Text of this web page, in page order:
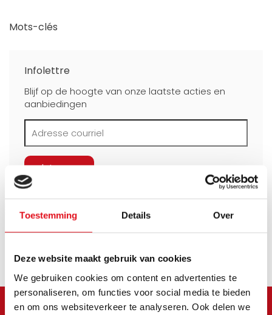
Toestemming Details Over
Deze website maakt gebruik van cookies
We gebruiken cookies om content en advertenties te
personaliseren, om functies voor social media te bieden
en om ons websiteverkeer te analyseren. Ook delen we
Mots-clés
Infolettre
Blijf op de hoogte van onze laatste acties en
aanbiedingen
S'abonner